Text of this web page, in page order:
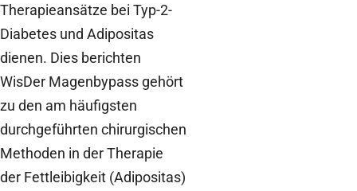
Therapieansätze bei Typ-2-
Diabetes und Adipositas
dienen. Dies berichten
WisDer Magenbypass gehört
zu den am häufigsten
durchgeführten chirurgischen
Methoden in der Therapie
der Fettleibigkeit (Adipositas)